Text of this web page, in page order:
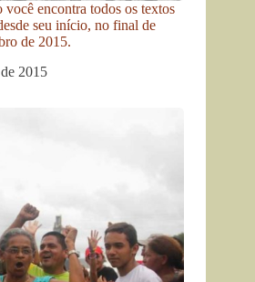
encontra todos os textos
seu início, no final de
de 2015.
2015